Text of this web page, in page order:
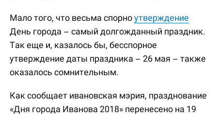
Мало того, что весьма спорноутверждение
День города – самый долгожданный праздник.
Так еще и, казалось бы, бесспорное
утверждение даты праздника – 26 мая – также
оказалось сомнительным.
Как сообщает ивановская мэрия, празднование
«Дня города Иванова 2018» перенесено на 19